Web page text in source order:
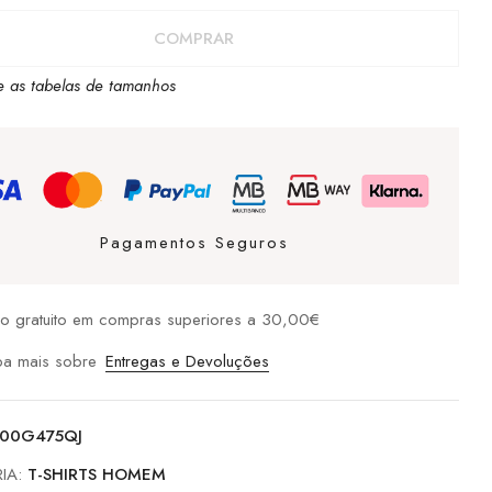
COMPRAR
as tabelas de tamanhos
Pagamentos Seguros
gratuito em compras superiores a 30,00€
mais sobre Entregas e Devoluções
T-SHIRTS HOMEM